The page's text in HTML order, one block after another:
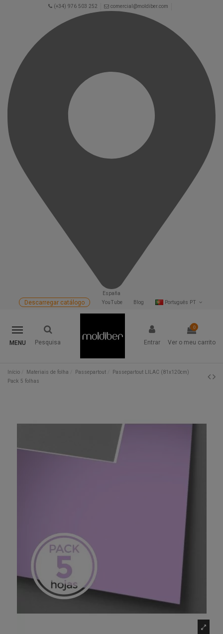
(+34) 976 503 252 comercial@moldiber.com
España
Português PT
Blog
YouTube
Descarregar catálogo
MENU Pesquisa Entrar
0
Ver o meu carrito
Início Materiais de folha Passepartout
Passepartout LILAC (81x120cm)
Pack 5 folhas